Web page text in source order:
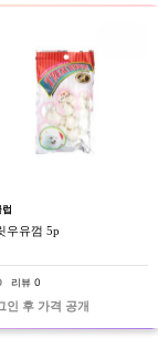
우유껌 5p
리뷰 0
인 후 가격 공개